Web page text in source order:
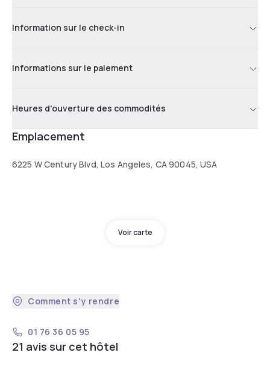
Information sur le check-in
Informations sur le paiement
Heures d'ouverture des commodités
Emplacement
6225 W Century Blvd, Los Angeles, CA 90045, USA
Voir carte
Comment s'y rendre
01 76 36 05 95
21 avis sur cet hôtel